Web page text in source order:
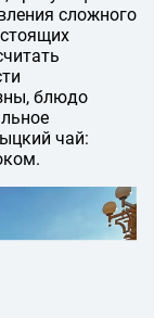
сложного
блюдо
чай: